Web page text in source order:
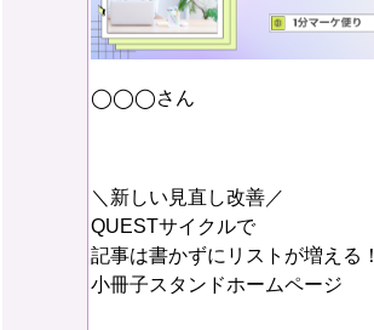
◯◯◯さん
＼新しい見直し改善／
QUESTサイクルで
記事は書かずにリストが増える！
小冊子スタンドホームページ